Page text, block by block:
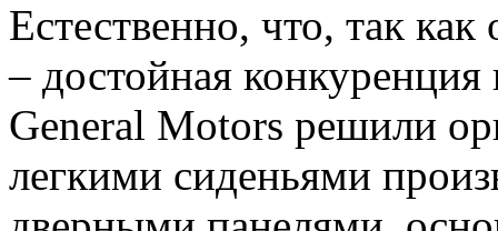
Естественно, что, так
– достойная конкуренция
General Motors решили
легкими сиденьями